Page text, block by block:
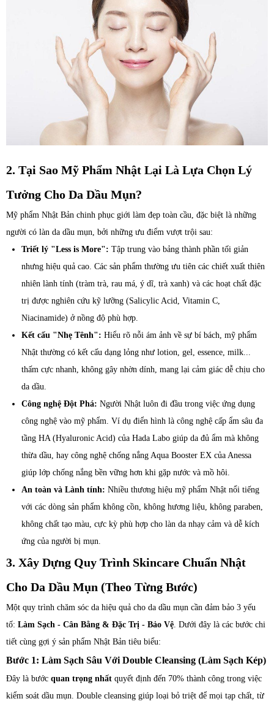
2. Tại Sao Mỹ Phẩm Nhật Lại Là Lựa Chọn Lý
Tưởng Cho Da Dầu Mụn?
Mỹ phẩm Nhật Bản chinh phục giới làm đẹp toàn cầu, đặc biệt là những
người có làn da dầu mụn, bởi những ưu điểm vượt trội sau:
Triết lý "Less is More": Tập trung vào bảng thành phần tối giản
nhưng hiệu quả cao. Các sản phẩm thường ưu tiên các chiết xuất thiên
nhiên lành tính (tràm trà, rau má, ý dĩ, trà xanh) và các hoạt chất đặc
trị được nghiên cứu kỹ lưỡng (Salicylic Acid, Vitamin C,
Niacinamide) ở nồng độ phù hợp.
Kết cấu "Nhẹ Tênh": Hiểu rõ nỗi ám ảnh về sự bí bách, mỹ phẩm
Nhật thường có kết cấu dạng lỏng như lotion, gel, essence, milk...
thấm cực nhanh, không gây nhờn dính, mang lại cảm giác dễ chịu cho
da dầu.
Công nghệ Đột Phá: Người Nhật luôn đi đầu trong việc ứng dụng
công nghệ vào mỹ phẩm. Ví dụ điển hình là công nghệ cấp ẩm sâu đa
tầng HA (Hyaluronic Acid) của Hada Labo giúp da đủ ẩm mà không
thừa dầu, hay công nghệ chống nắng Aqua Booster EX của Anessa
giúp lớp chống nắng bền vững hơn khi gặp nước và mồ hôi.
An toàn và Lành tính: Nhiều thương hiệu mỹ phẩm Nhật nổi tiếng
với các dòng sản phẩm không cồn, không hương liệu, không paraben,
không chất tạo màu, cực kỳ phù hợp cho làn da nhạy cảm và dễ kích
ứng của người bị mụn.
3. Xây Dựng Quy Trình Skincare Chuẩn Nhật
Cho Da Dầu Mụn (Theo Từng Bước)
Một quy trình chăm sóc da hiệu quả cho da dầu mụn cần đảm bảo 3 yếu
tố: Làm Sạch - Cân Bằng & Đặc Trị - Bảo Vệ. Dưới đây là các bước chi
tiết cùng gợi ý sản phẩm Nhật Bản tiêu biểu:
Bước 1: Làm Sạch Sâu Với Double Cleansing (Làm Sạch Kép)
Đây là bước quan trọng nhất quyết định đến 70% thành công trong việc
kiểm soát dầu mụn. Double cleansing giúp loại bỏ triệt để mọi tạp chất, từ